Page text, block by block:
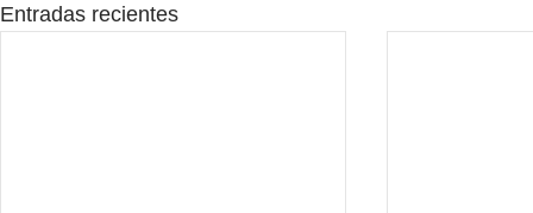
Entradas recientes